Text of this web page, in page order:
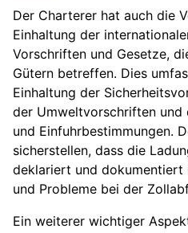
Der Charterer hat auch die
Einhaltung der
Vorschriften und Gesetze,
Gütern betreffen. Dies
Einhaltung der
der Umweltvorschriften und
und Einfuhrbestimmungen.
sicherstellen, dass die
deklariert und dokumentiert
und Probleme bei der
Ein weiterer wichtiger